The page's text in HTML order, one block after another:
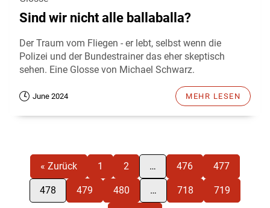
Sind wir nicht alle ballaballa?
Der Traum vom Fliegen - er lebt, selbst wenn die
Polizei und der Bundestrainer das eher skeptisch
sehen. Eine Glosse von Michael Schwarz.
June 2024 MEHR LESEN
« Zurück 1 2 … 476 477
478 479 480 … 718 719